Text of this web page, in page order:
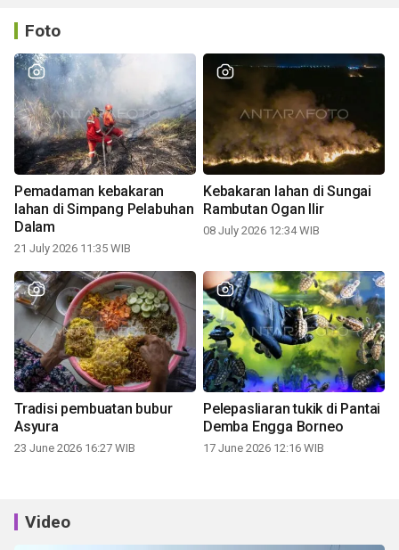
Foto
Pemadaman kebakaran
lahan di Simpang Pelabuhan
Dalam
21 July 2026 11:35 WIB
Kebakaran lahan di Sungai
Rambutan Ogan Ilir
08 July 2026 12:34 WIB
Tradisi pembuatan bubur
Asyura
23 June 2026 16:27 WIB
Pelepasliaran tukik di Pantai
Demba Engga Borneo
17 June 2026 12:16 WIB
Video